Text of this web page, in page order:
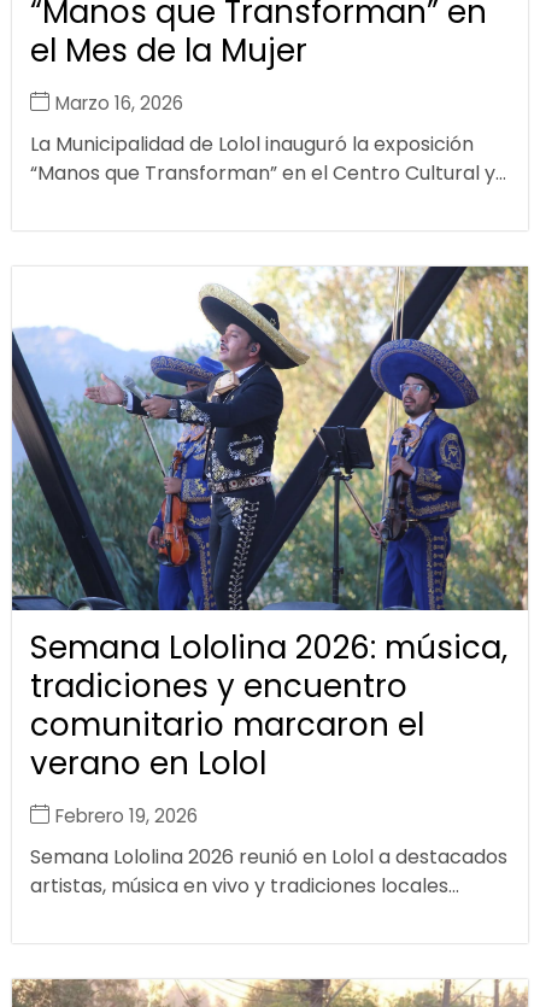
“Manos que Transforman” en
el Mes de la Mujer
Marzo 16, 2026
La Municipalidad de Lolol inauguró la exposición
“Manos que Transforman” en el Centro Cultural y...
Semana Lololina 2026: música,
tradiciones y encuentro
comunitario marcaron el
verano en Lolol
Febrero 19, 2026
Semana Lololina 2026 reunió en Lolol a destacados
artistas, música en vivo y tradiciones locales...